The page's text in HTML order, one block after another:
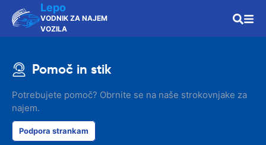
Lepo
VODNIK ZA NAJEM
VOZILA
Pomoč in stik
Potrebujete pomoč? Obrnite se na naše strokovnjake za
najem.
Podpora strankam